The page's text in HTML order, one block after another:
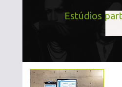
Estúdios